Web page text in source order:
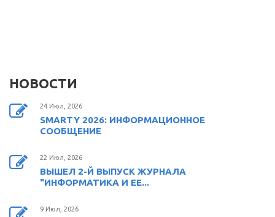
НОВОСТИ
24 Июл, 2026
SMARTY 2026: ИНФОРМАЦИОННОЕ
СООБЩЕНИЕ
22 Июл, 2026
ВЫШЕЛ 2-Й ВЫПУСК ЖУРНАЛА
"ИНФОРМАТИКА И ЕЕ...
9 Июл, 2026